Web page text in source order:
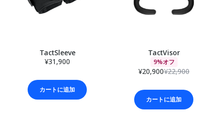
TactSleeve
¥31,900
カートに追加
TactVisor
9%オフ
¥20,900¥22,900
カートに追加